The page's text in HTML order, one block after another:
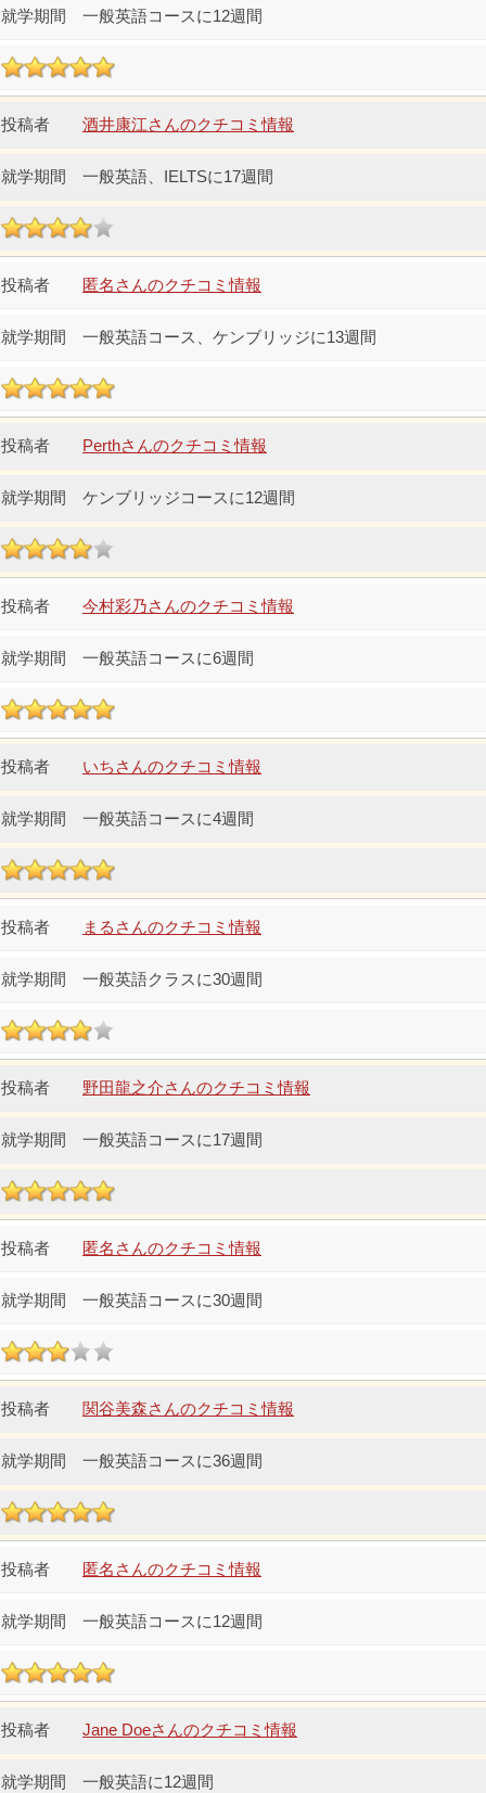
一般英語コースに12週間
酒井康江さんのクチコミ情報
一般英語、IELTSに17週間
匿名さんのクチコミ情報
一般英語コース、ケンブリッジに13週間
Perthさんのクチコミ情報
ケンブリッジコースに12週間
今村彩乃さんのクチコミ情報
一般英語コースに6週間
いちさんのクチコミ情報
一般英語コースに4週間
まるさんのクチコミ情報
一般英語クラスに30週間
野田龍之介さんのクチコミ情報
一般英語コースに17週間
匿名さんのクチコミ情報
一般英語コースに30週間
関谷美森さんのクチコミ情報
一般英語コースに36週間
匿名さんのクチコミ情報
一般英語コースに12週間
Jane Doeさんのクチコミ情報
一般英語に12週間